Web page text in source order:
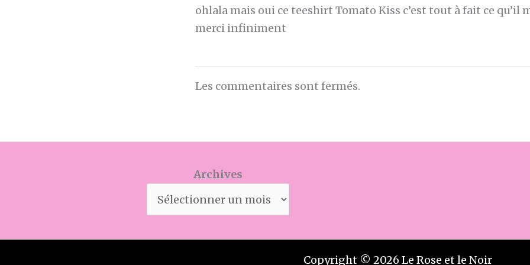
ohlala mais oui ce teeshirt Tomato Kiss c’est tout à fait ce qu’il
merci infiniment
Les commentaires sont fermés.
Archives
Copyright © 2026 Le Rose et le Noir